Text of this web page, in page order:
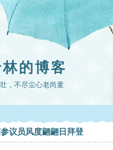
的博客
，不尽尘心老尚童
议员风度翩翩日拜登